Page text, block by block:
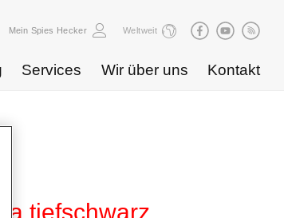
Mein Spies Hecker Weltweit
Services Wir über uns Kontakt
tiefschwarz